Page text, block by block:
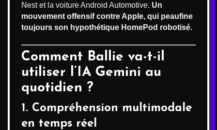
Nest et la voiture Android Automotive. Un
mouvement offensif contre Apple, qui peaufine
toujours son hypothétique HomePod robotisé.
Comment Ballie va-t-il
utiliser l’IA Gemini au
quotidien ?
1. Compréhension multimodale
en temps réel